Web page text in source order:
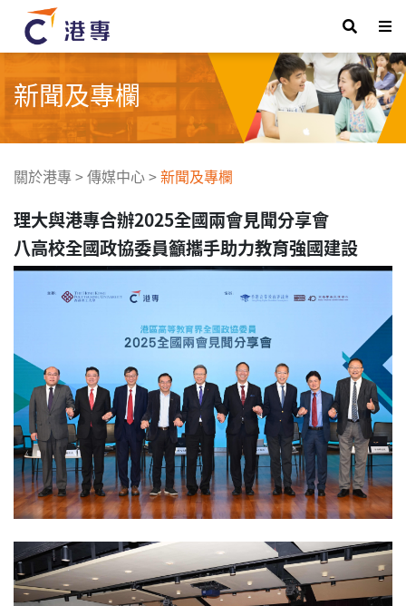
新聞及專欄
關於港專>傳媒中心>新聞及專欄
理大與港專合辦2025全國兩會見聞分享會
八高校全國政協委員籲攜手助力教育強國建設